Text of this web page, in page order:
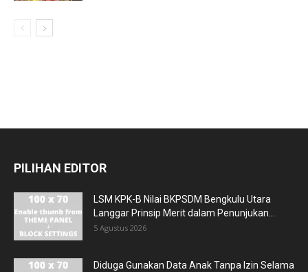
PILIHAN EDITOR
LSM KPK-B Nilai BKPSDM Bengkulu Utara
Langgar Prinsip Merit dalam Penunjukan...
5 Agustus 2026
Diduga Gunakan Data Anak Tanpa Izin Selama